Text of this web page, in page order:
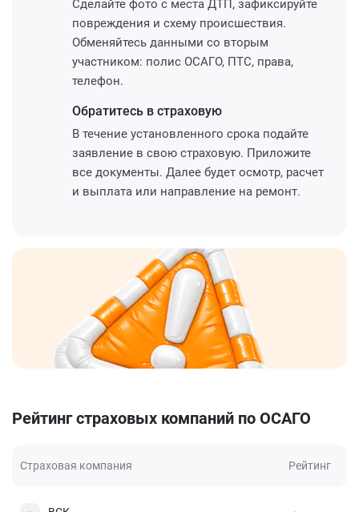
Сделайте фото с места ДТП, зафиксируйте
повреждения и схему происшествия.
Обменяйтесь данными со вторым
участником: полис ОСАГО, ПТС, права,
телефон.
Обратитесь в страховую
В течение установленного срока подайте
заявление в свою страховую. Приложите
все документы. Далее будет осмотр, расчет
и выплата или направление на ремонт.
Рейтинг страховых компаний по ОСАГО
Страховая компания Рейтинг